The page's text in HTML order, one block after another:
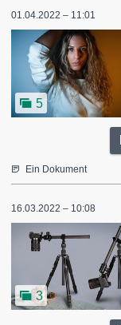
01.04.2022 – 11:01
5
Ein Dokument
16.03.2022 – 10:08
3